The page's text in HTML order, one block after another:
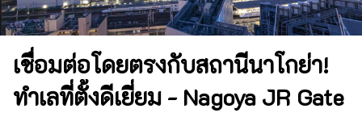
เชื่อมต่อโดยตรงกับสถานีนาโกย่า!
ทำเลที่ตั้งดีเยี่ยม - Nagoya JR Gate